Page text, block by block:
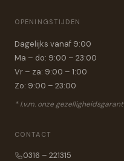
OPENINGSTIJDEN
Dagelijks vanaf 9:00
Ma – do: 9:00 – 23:00
Vr – za: 9:00 – 1:00
Zo: 9:00 – 23:00
* I.v.m. onze
CONTACT
0316 – 221315